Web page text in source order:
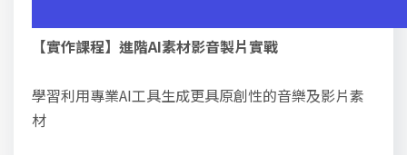
【實作課程】進階AI素材影音製片實戰
學習利用專業AI工具生成更具原創性的音樂及影片素
材